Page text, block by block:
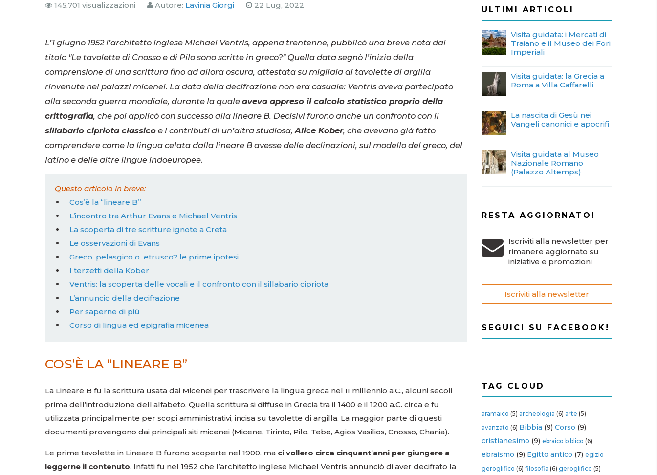
145.701 visualizzazioni Autore: Lavinia Giorgi 22 Lug, 2022
L’1 giugno 1952 l’architetto inglese Michael Ventris, appena trentenne, pubblicò una breve nota dal
titolo "Le tavolette di Cnosso e di Pilo sono scritte in greco?"Quella data segnò l’inizio della
comprensione di una scrittura fino ad allora oscura, attestata su migliaia di tavolette di argilla
rinvenute nei palazzi micenei. La data della decifrazione non era casuale: Ventris aveva partecipato
alla seconda guerra mondiale, durante la quale aveva appreso il calcolo statistico proprio della
crittografia, che poi applicò con successo alla lineare B. Decisivi furono anche un confronto con il
sillabario cipriota classico e i contributi di un’altra studiosa,Alice Kober, che avevano già fatto
comprendere come la lingua celata dalla lineare B avesse delle declinazioni, sul modello del greco, del
latino e delle altre lingue indoeuropee.
Questo articolo in breve:
Cos’è la “lineare B”
L’incontro tra Arthur Evans e Michael Ventris
La scoperta di tre scritture ignote a Creta
Le osservazioni di Evans
Greco, pelasgico o etrusco? le prime ipotesi
I terzetti della Kober
Ventris: la scoperta delle vocali e il confronto con il sillabario cipriota
L’annuncio della decifrazione
Per saperne di più
Corso di lingua ed epigrafia micenea
COS’È LA “LINEARE B”
La Lineare B fu la scrittura usata dai Micenei per trascrivere la lingua greca nel II millennio a.C., alcuni secoli
prima dell’introduzione dell’alfabeto. Quella scrittura si diffuse in Grecia tra il 1400 e il 1200 a.C. circa e fu
utilizzata principalmente per scopi amministrativi, incisa su tavolette di argilla. La maggior parte di questi
documenti provengono dai principali siti micenei (Micene, Tirinto, Pilo, Tebe, Agios Vasilios, Cnosso, Chania).
Le prime tavolette in Lineare B furono scoperte nel 1900, ma ci vollero circa cinquant’anni per giungere a
leggerne il contenuto. Infatti fu nel 1952 che l’architetto inglese Michael Ventris annunciò di aver decifrato la
ULTIMI ARTICOLI
Visita guidata: i Mercati di
Traiano e il Museo dei Fori
Imperiali
Visita guidata: la Grecia a
Roma a Villa Caffarelli
La nascita di Gesù nei
Vangeli canonici e apocrifi
Visita guidata al Museo
Nazionale Romano
(Palazzo Altemps)
RESTA AGGIORNATO!
Iscriviti alla newsletter per
rimanere aggiornato su
iniziative e promozioni
Iscriviti alla newsletter
SEGUICI SU FACEBOOK!
TAG CLOUD
aramaico (5) archeologia (6) arte (5)
avanzato (6) Bibbia (9) Corso (9)
cristianesimo (9) ebraico biblico (6)
ebraismo (9) Egitto antico (7) egizio
geroglifico (6) filosofia (6) geroglifico (5)